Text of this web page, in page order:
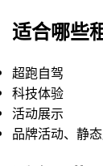
适合哪些
超跑自驾
科技体验
活动展示
品牌活动、静